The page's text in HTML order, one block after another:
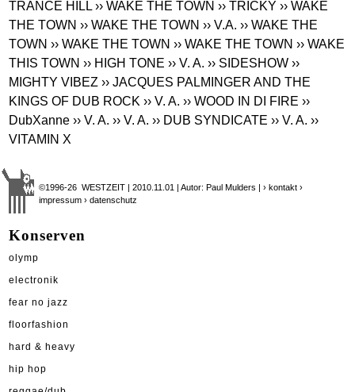
TRANCE HILL ›› WAKE THE TOWN ›› TRICKY ›› WAKE
THE TOWN ›› WAKE THE TOWN ›› V.A. ›› WAKE THE
TOWN ›› WAKE THE TOWN ›› WAKE THE TOWN ›› WAKE
THIS TOWN ›› HIGH TONE ›› V. A. ›› SIDESHOW ››
MIGHTY VIBEZ ›› JACQUES PALMINGER AND THE
KINGS OF DUB ROCK ›› V. A. ›› WOOD IN DI FIRE ››
DubXanne ›› V. A. ›› V. A. ›› DUB SYNDICATE ›› V. A. ››
VITAMIN X
©1996-26 WESTZEIT | 2010.11.01 | Autor: Paul Mulders |› kontakt ›
impressum › datenschutz
Konserven
olymp
electronik
fear no jazz
floorfashion
hard & heavy
hip hop